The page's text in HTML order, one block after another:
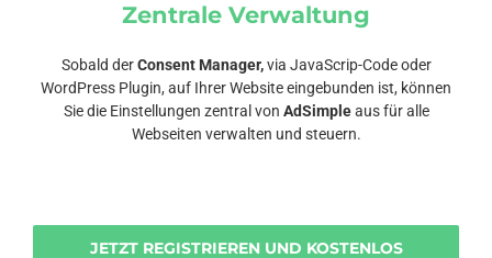
Zentrale Verwaltung
Sobald derConsent Manager,via JavaScrip-Code oder
WordPress Plugin, auf Ihrer Website eingebunden ist, können
Sie die Einstellungen zentral von AdSimpleaus für alle
Webseiten verwalten und steuern.
JETZT REGISTRIEREN UND KOSTENLOS